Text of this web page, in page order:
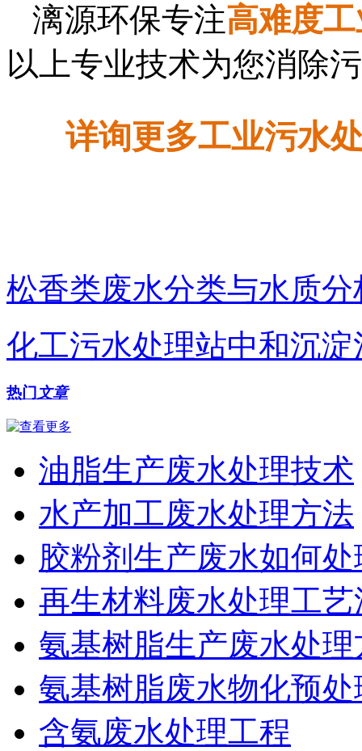
漓源环保专注高难度
以上专业技术为您消除
详询更多工业污水
松香类废水分类与水质
化工污水处理站中和沉
热门 文章
油脂生产废水处理技术
水产加工废水处理方法
胶粉剂生产废水如何处
再生材料废水处理工艺
氨基树脂生产废水处理
氨基树脂废水物化预
含氨废水处理工程